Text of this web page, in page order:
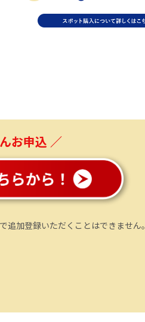
お申込 ／
加登録いただくことはできません。